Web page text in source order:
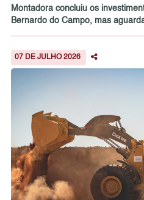
Montadora concluiu os
Bernardo do Campo, mas
07 DE JULHO 2026